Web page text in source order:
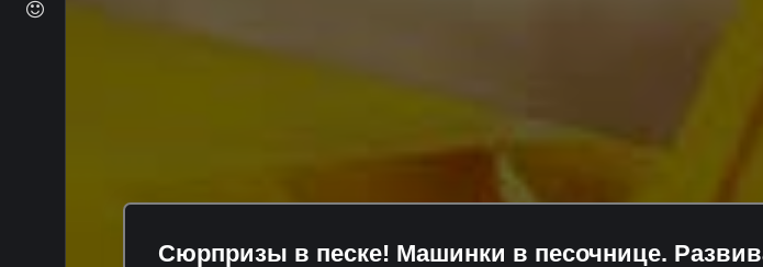
Сюрпризы в песке! Машинки в песочнице.